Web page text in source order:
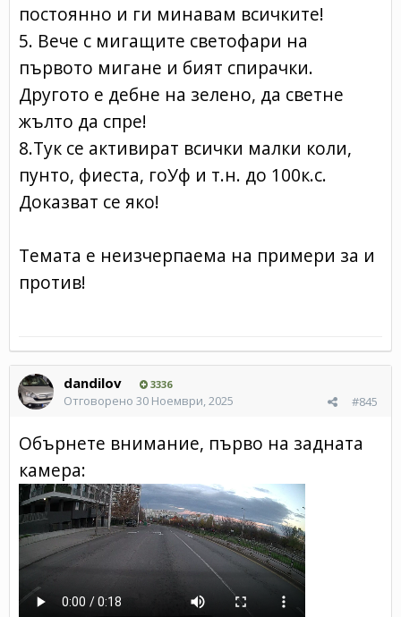
постоянно и ги минавам всичките!
5. Вече с мигащите светофари на
първото мигане и бият спирачки.
Другото е дебне на зелено, да светне
жълто да спре!
8.Тук се активират всички малки коли,
пунто, фиеста, гоУф и т.н. до 100к.с.
Доказват се яко!
Темата е неизчерпаема на примери за и
против!
dandilov 3336
#845
Отговорено 30 Ноември, 2025
Обърнете внимание, първо на задната
камера: